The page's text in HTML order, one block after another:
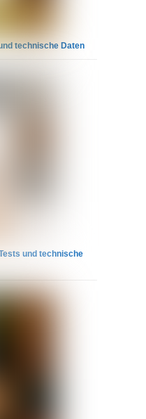
technische Daten
und technische